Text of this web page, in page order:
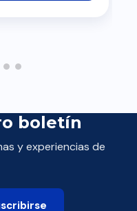
boletín
y experiencias de